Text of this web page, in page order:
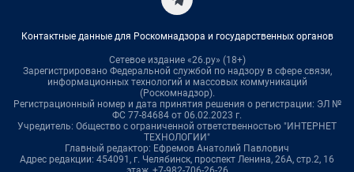
Контактные данные для Роскомнадзора и государственных органов
Сетевое издание «26.ру» (18+)
Зарегистрировано Федеральной службой по надзору в сфере связи,
информационных технологий и массовых коммуникаций
(Роскомнадзор).
Регистрационный номер и дата принятия решения о регистрации: ЭЛ №
ФС 77-84684 от 06.02.2023 г.
Учредитель: Общество с ограниченной ответственностью "ИНТЕРНЕТ
ТЕХНОЛОГИИ"
Главный редактор: Ефремов Анатолий Павлович
Адрес редакции: 454091, г. Челябинск, проспект Ленина, 26А, стр.2, 16